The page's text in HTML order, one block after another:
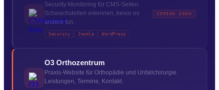
Security-Monitoring für CMS-Seiten.
Schwachstellen erkennen, bevor es
andere tun.
Security Joomla WordPress
COMING SOON
O3 Orthozentrum
Praxis-Website für Orthopädie und Unfallchirurgie.
Leistungen, Termine, Kontakt.